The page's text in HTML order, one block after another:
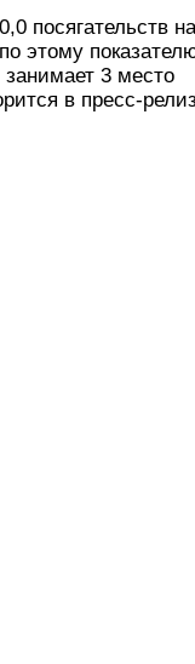
посягательств на
этому
3 место
в пресс-